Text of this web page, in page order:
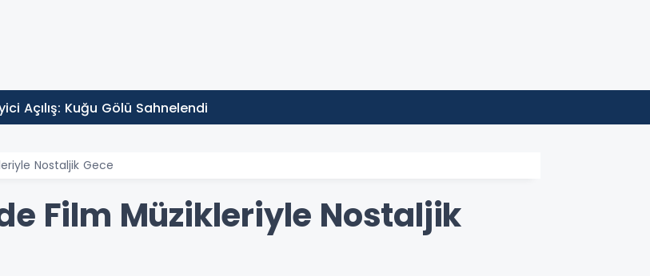
Açılış: Kuğu Gölü Sahnelendi
Nostaljik Gece
Film Müzikleriyle Nostaljik